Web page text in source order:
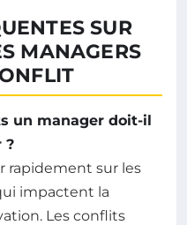
SUR
MANAGERS
un manager doit-il
?
rapidement sur les
impactent la
Les conflits